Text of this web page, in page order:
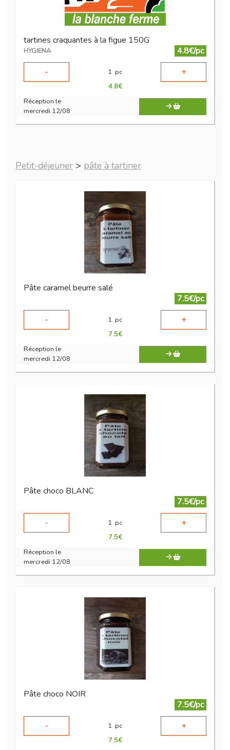
tartines craquantes à la figue 150G
HYGIENA
4.8€/pc
-
1 pc +
4.8€
Réception le
mercredi 12/08
Petit-déjeuner > pâte à tartiner
Pâte caramel beurre salé
7.5€/pc
-
1 pc +
7.5€
Réception le
mercredi 12/08
Pâte choco BLANC
7.5€/pc
-
1 pc +
7.5€
Réception le
mercredi 12/08
Pâte choco NOIR
7.5€/pc
-
1 pc +
7.5€